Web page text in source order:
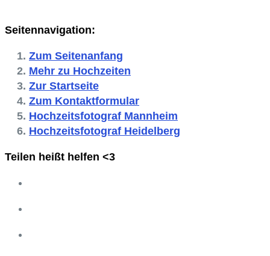
Seitennavigation:
Zum Seitenanfang
Mehr zu Hochzeiten
Zur Startseite
Zum Kontaktformular
Hochzeitsfotograf Mannheim
Hochzeitsfotograf Heidelberg
Teilen heißt helfen <3